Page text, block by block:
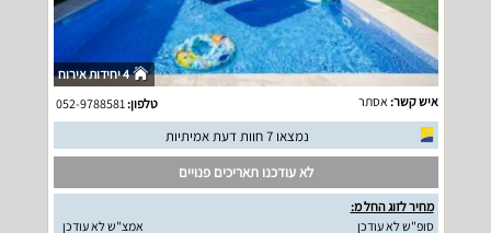
4 יחידות אירוח
איש קשר: אסתר טלפון:
נמצאו 7 חוות דעת אמיתיות
לא עודכנו תאריכים פנויים
מחיר לזוג החל מ:
סופ"ש לא עודכן
אמצ"ש לא עודכן